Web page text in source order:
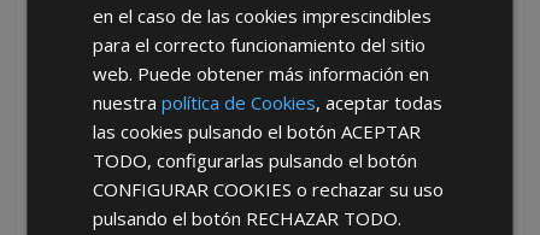
*Abstenerse particulares, sólo venta a tiendas y empresas minoristas y
mayoristas.
en el caso de las cookies imprescindibles
para el correcto funcionamiento del sitio
web. Puede obtener más información en
nuestrapolítica de Cookies, aceptar todas
las cookies pulsando el botónACEPTAR
TODO, configurarlas pulsando el botón
CONFIGURAR COOKIES o rechazar su uso
pulsando el botón RECHAZAR TODO.